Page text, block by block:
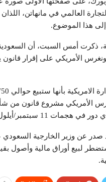
هذا الموضوع.
ذكرت أمس السبت، أن
الأمريكي على إقرار
الأمريكي مشروع قانون من
11 سبتمبر/أيلول 2001.
صدر عن وزير الخارجية السعودي